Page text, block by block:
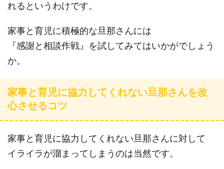
れるというわけです。
家事と育児に積極的な旦那さんには
『感謝と相談作戦』を試してみてはいかがでしょう
か。
家事と育児に協力してくれない旦那さんを改
心させるコツ
家事と育児に協力してくれない旦那さんに対して
イライラが溜まってしまうのは当然です。